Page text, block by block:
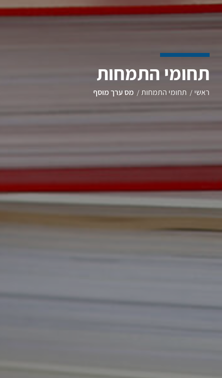
תחומי התמחות
ראשי תחומי התמחות מס ערך מוסף